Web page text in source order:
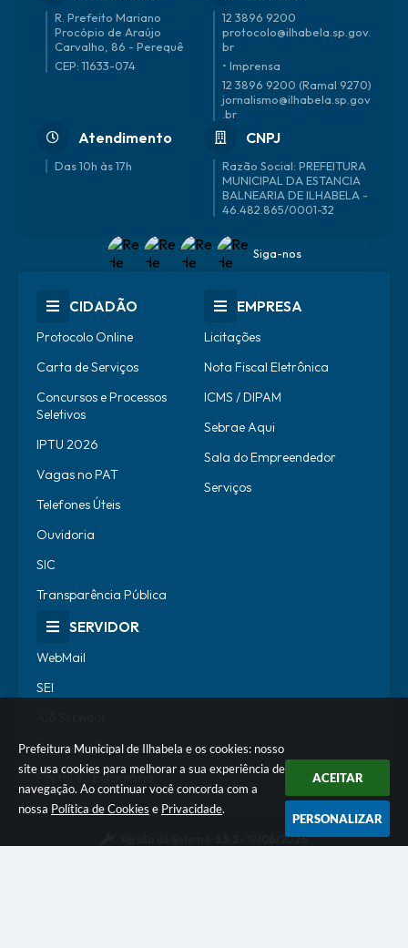
Prefeitura Municipal de Ilhabela e os cookies: nosso
site usa cookies para melhorar a sua experiência de
navegação. Ao continuar você concorda com a
nossa Política de Cookies e Privacidade.
ACEITAR
PERSONALIZAR
R. Prefeito Mariano
Procópio de Araújo
Carvalho, 86 - Perequê
CEP: 11633-074
12 3896 9200
protocolo@ilhabela.sp.gov.
br
• Imprensa
12 3896 9200 (Ramal 9270)
jornalismo@ilhabela.sp.gov
.br
Atendimento
Das 10h às 17h
CNPJ
46.482.865/0001-32
Siga-nos
CIDADÃO
Protocolo Online
Carta de Serviços
Concursos e Processos
Seletivos
IPTU 2026
Vagas no PAT
Telefones Úteis
Ouvidoria
SIC
Transparência Pública
EMPRESA
Licitações
Nota Fiscal Eletrônica
ICMS / DIPAM
Sebrae Aqui
Sala do Empreendedor
Serviços
SERVIDOR
WebMail
SEI
Escola de Governo
Portal do Estagiário
3.5.3 - 19/06/2026